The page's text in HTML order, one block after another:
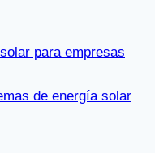
para empresas
de energía solar